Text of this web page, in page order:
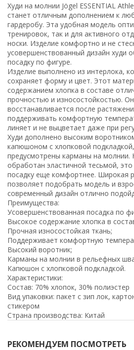
Худи на молнии Jögel ESSENTIAL
станет отличным дополнением к
гардеробу. Эта удобная модель
тренировок, так и для активного
носки. Изделие комфортно и не
усовершенствованный дизайн худи
посадку по фигуре.
Изделие выполнено из интерлока,
сохраняет форму и цвет. Этот
содержанием хлопка в составе
прочностью и износостойкостью.
восстанавливается после
поддерживать комфортную
линяет и не выцветает даже при
Худи дополнено высоким
капюшоном с хлопковой
предусмотрены карманы на молнии.
обработан эластичной тесьмой,
посадку еще комфортнее. Широкая
позволяет подобрать модель и
современный дизайн отлично
Преимущества:
Усовершенствованная посадка по
Высокое содержание хлопка в
Прочная износостойкая ткань;
Поддерживает комфортную
Высокий воротник;
Карманы на молнии в рельефных
Капюшон с хлопковой подкладкой.
Характеристики:
Состав: 70% хлопок, 30% полиэстер
Вид упаковки: пакет с зип лок,
стикером
Страна производства: Китай
РЕКОМЕНДУЕМ ПОСМОТРЕТЬ